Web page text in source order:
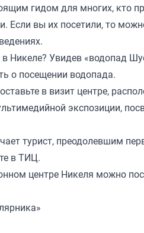
гидом для многих, кто
Если вы их посетили, то
Никеле? Увидев «водопад
о посещении водопада.
в визит центре,
экспозиции,
турист, преодолевшим
в ТИЦ.
центре Никеля можно